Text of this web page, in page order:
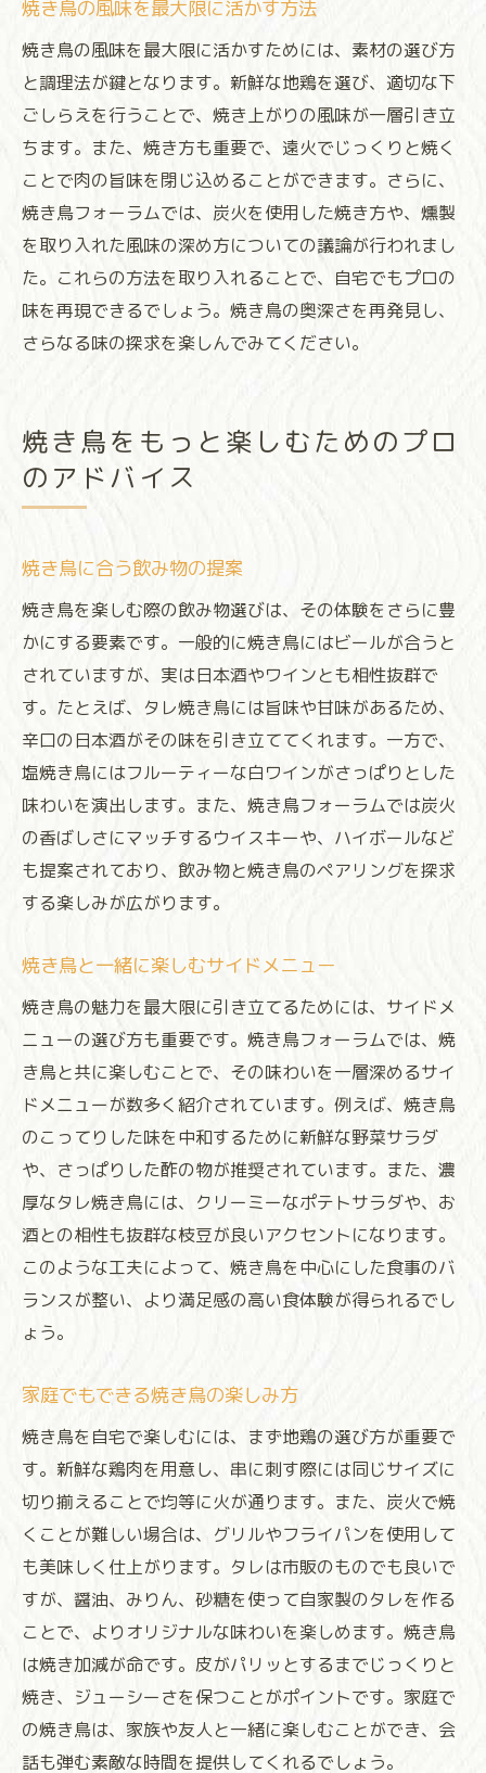
焼き鳥の風味を最大限に活かす方法
焼き鳥の風味を最大限に活かすためには、素材の選び方
と調理法が鍵となります。新鮮な地鶏を選び、適切な下
ごしらえを行うことで、焼き上がりの風味が一層引き立
ちます。また、焼き方も重要で、遠火でじっくりと焼く
ことで肉の旨味を閉じ込めることができます。さらに、
焼き鳥フォーラムでは、炭火を使用した焼き方や、燻製
を取り入れた風味の深め方についての議論が行われまし
た。これらの方法を取り入れることで、自宅でもプロの
味を再現できるでしょう。焼き鳥の奥深さを再発見し、
さらなる味の探求を楽しんでみてください。
焼き鳥をもっと楽しむためのプロ
のアドバイス
焼き鳥に合う飲み物の提案
焼き鳥を楽しむ際の飲み物選びは、その体験をさらに豊
かにする要素です。一般的に焼き鳥にはビールが合うと
されていますが、実は日本酒やワインとも相性抜群で
す。たとえば、タレ焼き鳥には旨味や甘味があるため、
辛口の日本酒がその味を引き立ててくれます。一方で、
塩焼き鳥にはフルーティーな白ワインがさっぱりとした
味わいを演出します。また、焼き鳥フォーラムでは炭火
の香ばしさにマッチするウイスキーや、ハイボールなど
も提案されており、飲み物と焼き鳥のペアリングを探求
する楽しみが広がります。
焼き鳥と一緒に楽しむサイドメニュー
焼き鳥の魅力を最大限に引き立てるためには、サイドメ
ニューの選び方も重要です。焼き鳥フォーラムでは、焼
き鳥と共に楽しむことで、その味わいを一層深めるサイ
ドメニューが数多く紹介されています。例えば、焼き鳥
のこってりした味を中和するために新鮮な野菜サラダ
や、さっぱりした酢の物が推奨されています。また、濃
厚なタレ焼き鳥には、クリーミーなポテトサラダや、お
酒との相性も抜群な枝豆が良いアクセントになります。
このような工夫によって、焼き鳥を中心にした食事のバ
ランスが整い、より満足感の高い食体験が得られるでし
ょう。
家庭でもできる焼き鳥の楽しみ方
焼き鳥を自宅で楽しむには、まず地鶏の選び方が重要で
す。新鮮な鶏肉を用意し、串に刺す際には同じサイズに
切り揃えることで均等に火が通ります。また、炭火で焼
くことが難しい場合は、グリルやフライパンを使用して
も美味しく仕上がります。タレは市販のものでも良いで
すが、醤油、みりん、砂糖を使って自家製のタレを作る
ことで、よりオリジナルな味わいを楽しめます。焼き鳥
は焼き加減が命です。皮がパリッとするまでじっくりと
焼き、ジューシーさを保つことがポイントです。家庭で
の焼き鳥は、家族や友人と一緒に楽しむことができ、会
話も弾む素敵な時間を提供してくれるでしょう。